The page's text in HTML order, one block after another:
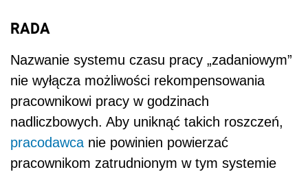
RADA
Nazwanie systemu czasu pracy „zadaniowym”
nie wyłącza możliwości rekompensowania
pracownikowi pracy w godzinach
nadliczbowych. Aby uniknąć takich roszczeń,
pracodawca nie powinien powierzać
pracownikom zatrudnionym w tym systemie